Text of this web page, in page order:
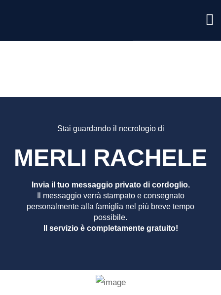
Stai guardando il necrologio di
MERLI RACHELE
Invia il tuo messaggio privato di cordoglio.
Il messaggio verrà stampato e consegnato
personalmente alla famiglia nel più breve tempo
possibile.
Il servizio è completamente gratuito!